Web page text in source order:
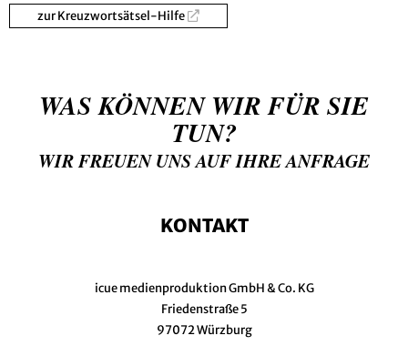
zur Kreuzwortsätsel-Hilfe
WAS KÖNNEN WIR FÜR SIE
TUN?
WIR FREUEN UNS AUF IHRE ANFRAGE
KONTAKT
icue medienproduktion GmbH & Co. KG
Friedenstraße 5
97072 Würzburg